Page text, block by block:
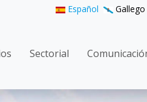
Español Gallego
Sectorial